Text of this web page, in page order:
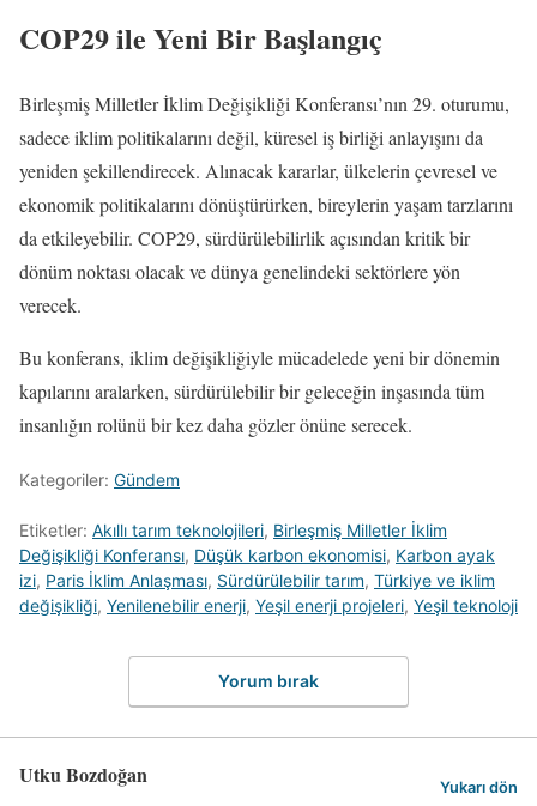
COP29 ile Yeni Bir Başlangıç
Birleşmiş Milletler İklim Değişikliği Konferansı’nın 29. oturumu,
sadece iklim politikalarını değil, küresel iş birliği anlayışını da
yeniden şekillendirecek. Alınacak kararlar, ülkelerin çevresel ve
ekonomik politikalarını dönüştürürken, bireylerin yaşam tarzlarını
da etkileyebilir. COP29, sürdürülebilirlik açısından kritik bir
dönüm noktası olacak ve dünya genelindeki sektörlere yön
verecek.
Bu konferans, iklim değişikliğiyle mücadelede yeni bir dönemin
kapılarını aralarken, sürdürülebilir bir geleceğin inşasında tüm
insanlığın rolünü bir kez daha gözler önüne serecek.
Kategoriler: Gündem
Etiketler: Akıllı tarım teknolojileri, Birleşmiş Milletler İklim
Değişikliği Konferansı, Düşük karbon ekonomisi, Karbon ayak
izi, Paris İklim Anlaşması, Sürdürülebilir tarım, Türkiye ve iklim
değişikliği, Yenilenebilir enerji, Yeşil enerji projeleri, Yeşil teknoloji
Yorum bırak
Utku Bozdoğan Yukarı dön